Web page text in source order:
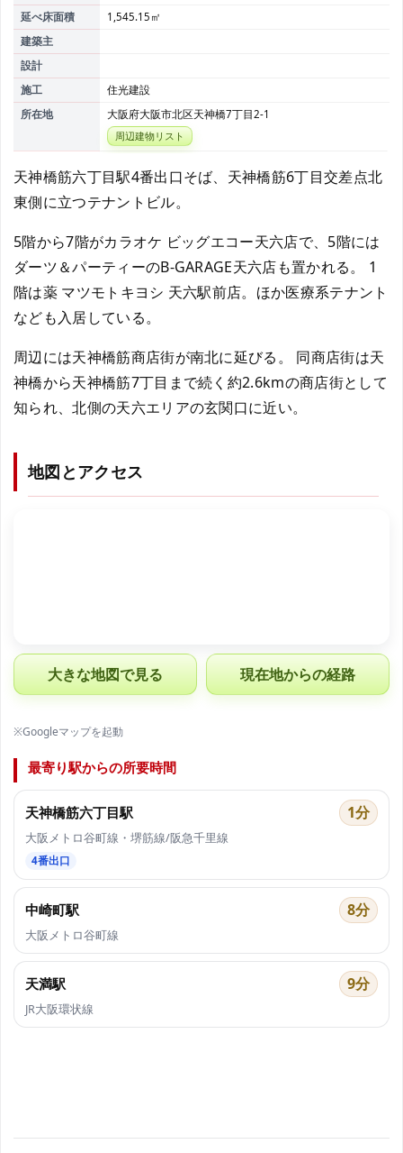
延べ床面積
1,545.15㎡
建築主
設計
施工
住光建設
所在地
大阪府大阪市北区天神橋7丁目2-1
周辺建物リスト
天神橋筋六丁目駅4番出口そば、天神橋筋6丁目交差点北
東側に立つテナントビル。
5階から7階がカラオケ ビッグエコー天六店で、5階には
ダーツ＆パーティーのB-GARAGE天六店も置かれる。 1
階は薬 マツモトキヨシ 天六駅前店。ほか医療系テナント
なども入居している。
周辺には天神橋筋商店街が南北に延びる。 同商店街は天
神橋から天神橋筋7丁目まで続く約2.6kmの商店街として
知られ、北側の天六エリアの玄関口に近い。
地図とアクセス
大きな地図で見る 現在地からの経路
※Googleマップを起動
最寄り駅からの所要時間
天神橋筋六丁目駅 1分
大阪メトロ谷町線・堺筋線/阪急千里線
4番出口
中崎町駅 8分
大阪メトロ谷町線
天満駅 9分
JR大阪環状線